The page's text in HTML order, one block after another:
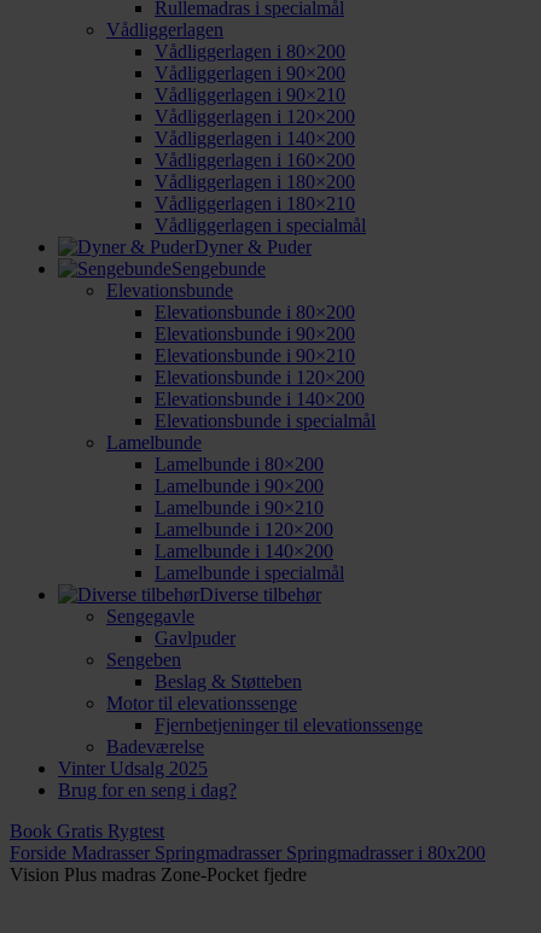
Rullemadras i specialmål
Vådliggerlagen
Vådliggerlagen i 80×200
Vådliggerlagen i 90×200
Vådliggerlagen i 90×210
Vådliggerlagen i 120×200
Vådliggerlagen i 140×200
Vådliggerlagen i 160×200
Vådliggerlagen i 180×200
Vådliggerlagen i 180×210
Vådliggerlagen i specialmål
Dyner & Puder
Sengebunde
Elevationsbunde
Elevationsbunde i 80×200
Elevationsbunde i 90×200
Elevationsbunde i 90×210
Elevationsbunde i 120×200
Elevationsbunde i 140×200
Elevationsbunde i specialmål
Lamelbunde
Lamelbunde i 80×200
Lamelbunde i 90×200
Lamelbunde i 90×210
Lamelbunde i 120×200
Lamelbunde i 140×200
Lamelbunde i specialmål
Diverse tilbehør
Sengegavle
Gavlpuder
Sengeben
Beslag & Støtteben
Motor til elevationssenge
Fjernbetjeninger til elevationssenge
Badeværelse
Vinter Udsalg 2025
Brug for en seng i dag?
Book Gratis Rygtest
Forside Madrasser Springmadrasser Springmadrasser i 80x200
Vision Plus madras Zone-Pocket fjedre